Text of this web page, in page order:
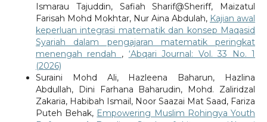
Ismarau Tajuddin, Safiah Sharif@Sheriff, Maizatul
Farisah Mohd Mokhtar, Nur Aina Abdulah, Kajian awal
keperluan integrasi matematik dan konsep Maqasid
Syariah dalam pengajaran matematik peringkat
menengah rendah , ‘Abqari Journal: Vol. 33 No. 1
(2026)
Suraini Mohd Ali, Hazleena Baharun, Hazlina
Abdullah, Dini Farhana Baharudin, Mohd. Zaliridzal
Zakaria, Habibah Ismail, Noor Saazai Mat Saad, Fariza
Puteh Behak, Empowering Muslim Rohingya Youth